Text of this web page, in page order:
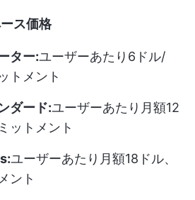
ス価格
ター:ユーザーあたり6ドル/
トメント
ダード:ユーザーあたり月額12
ットメント
ユーザーあたり月額18ドル、
ント